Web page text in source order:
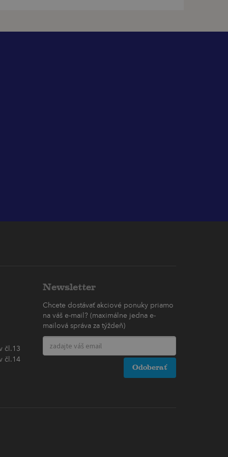
čl.13
čl.14
Newsletter
Chcete dostávať akciové ponuky priamo
na váš e-mail? (maximálne jedna e-
mailová správa za týždeň)
Odoberať